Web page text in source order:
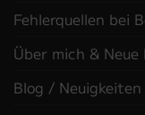
Fehlerquellen bei
Über mich &
Blog / Neuigkeiten